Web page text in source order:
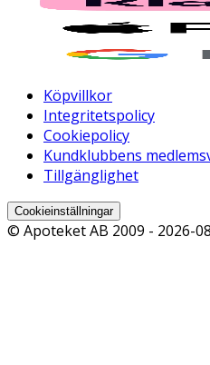
Köpvillkor
Integritetspolicy
Cookiepolicy
Kundklubbens
Tillgänglighet
Cookieinställningar
© Apoteket AB 2009 - 2026-